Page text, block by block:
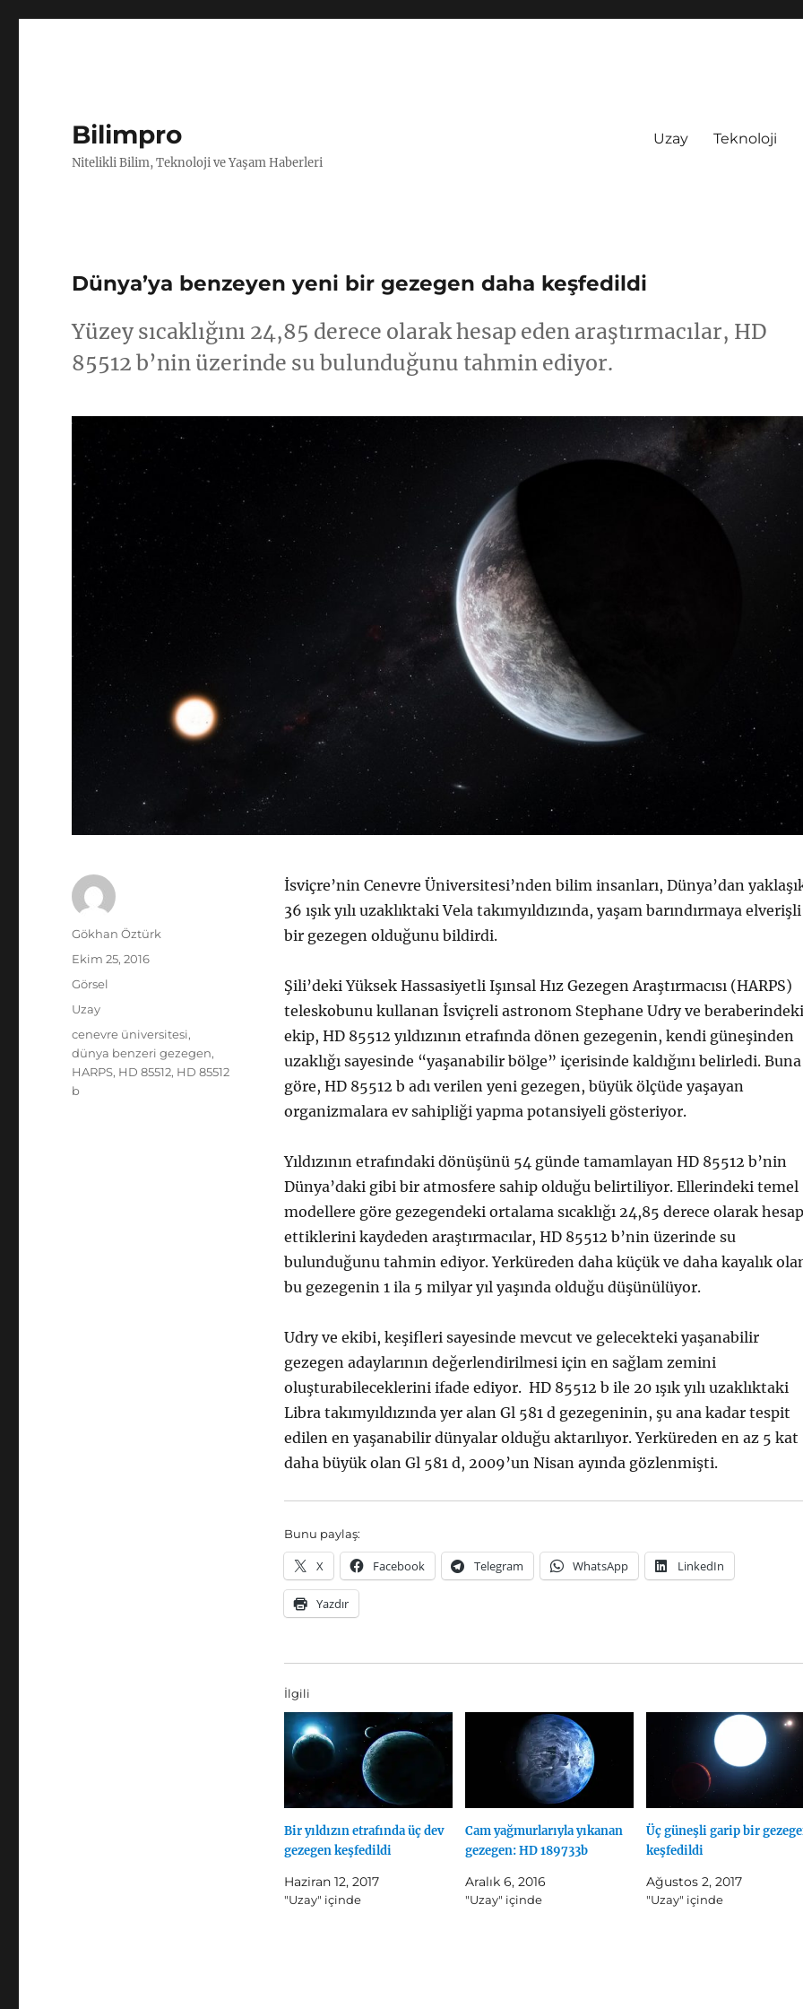
Bilimpro
Nitelikli Bilim, Teknoloji ve Yaşam Haberleri
Uzay Teknoloji
Dünya’ya benzeyen yeni bir gezegen daha keşfedildi
Yüzey sıcaklığını 24,85 derece olarak hesap eden araştırmacılar, HD
85512 b’nin üzerinde su bulunduğunu tahmin ediyor.
İsviçre’nin Cenevre Üniversitesi’nden bilim insanları, Dünya’dan
36 ışık yılı uzaklıktaki Vela takımyıldızında, yaşam barındırmaya elverişli
bir gezegen olduğunu bildirdi.
Şili’deki Yüksek Hassasiyetli Işınsal Hız Gezegen Araştırmacısı (HARPS)
teleskobunu kullanan İsviçreli astronom Stephane Udry ve beraberindeki
ekip, HD 85512 yıldızının etrafında dönen gezegenin, kendi güneşinden
uzaklığı sayesinde “yaşanabilir bölge” içerisinde kaldığını belirledi. Buna
göre, HD 85512 b adı verilen yeni gezegen, büyük ölçüde yaşayan
organizmalara ev sahipliği yapma potansiyeli gösteriyor.
Yıldızının etrafındaki dönüşünü 54 günde tamamlayan HD 85512 b’nin
Dünya’daki gibi bir atmosfere sahip olduğu belirtiliyor. Ellerindeki temel
modellere göre gezegendeki ortalama sıcaklığı 24,85 derece olarak hesap
ettiklerini kaydeden araştırmacılar, HD 85512 b’nin üzerinde su
bulunduğunu tahmin ediyor. Yerküreden daha küçük ve daha kayalık
bu gezegenin 1 ila 5 milyar yıl yaşında olduğu düşünülüyor.
Udry ve ekibi, keşifleri sayesinde mevcut ve gelecekteki yaşanabilir
gezegen adaylarının değerlendirilmesi için en sağlam zemini
oluşturabileceklerini ifade ediyor. HD 85512 b ile 20 ışık yılı uzaklıktaki
Libra takımyıldızında yer alan Gl 581 d gezegeninin, şu ana kadar tespit
edilen en yaşanabilir dünyalar olduğu aktarılıyor. Yerküreden en az 5 kat
daha büyük olan Gl 581 d, 2009’un Nisan ayında gözlenmişti.
Bunu paylaş:
X Facebook Telegram WhatsApp LinkedIn
Yazdır
İlgili
Bir yıldızın etrafında üç dev
gezegen keşfedildi
Haziran 12, 2017
"Uzay" içinde
Cam yağmurlarıyla yıkanan
gezegen: HD 189733b
Aralık 6, 2016
"Uzay" içinde
Üç güneşli garip bir
keşfedildi
Ağustos 2, 2017
"Uzay" içinde
Yazar
Gökhan Öztürk
Yayın
tarihi
Ekim 25, 2016
Biçim
Görsel
Kategoriler
Uzay
Etiketler
cenevre üniversitesi,
dünya benzeri gezegen,
HARPS, HD 85512, HD 85512
b